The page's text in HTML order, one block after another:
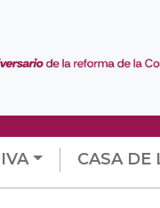
CASA DE